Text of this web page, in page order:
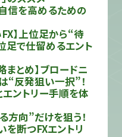
信を高めるための
】上位足から“待
足で仕留めるエント
まとめ】ブロードニ
“反発狙い一択”！
ントリー手順を体
方向”だけを狙う！
断つFXエントリ